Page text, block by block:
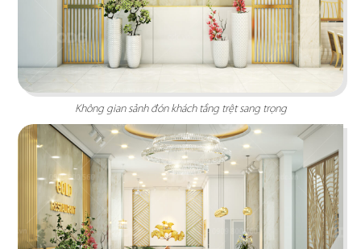
KATINAT WATERBUS
Dự án được chúng tôi hoàn thiện gấp rút trong 35
ngày, mang đến một không gian thưởng thức
cafe - trà sữa ấn tượng
Chi tiết
Không gian sảnh đón khách tầng trệt sang trọng